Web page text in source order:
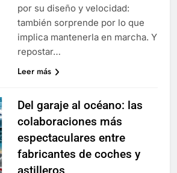
por su diseño y velocidad:
también sorprende por lo que
implica mantenerla en marcha. Y
repostar…
Leer más
Del garaje al océano: las
colaboraciones más
espectaculares entre
fabricantes de coches y
astilleros